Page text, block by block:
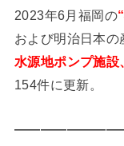
2023年6月福岡の
および明治日本の
水源地ポンプ施
154件に更新。